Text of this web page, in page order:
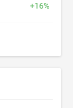
+16%